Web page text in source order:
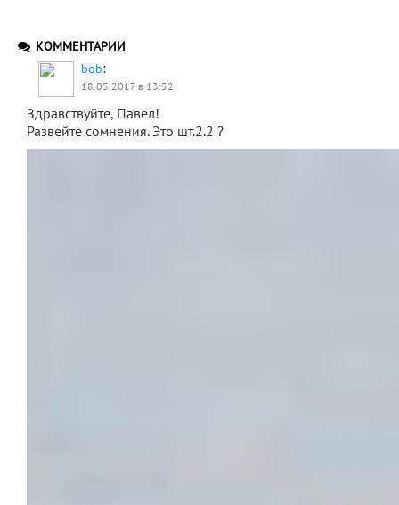
КОММЕНТАРИИ
bob:
18.05.2017 в 13:52
Здравствуйте, Павел!
Развейте сомнения. Это шт.2.2 ?